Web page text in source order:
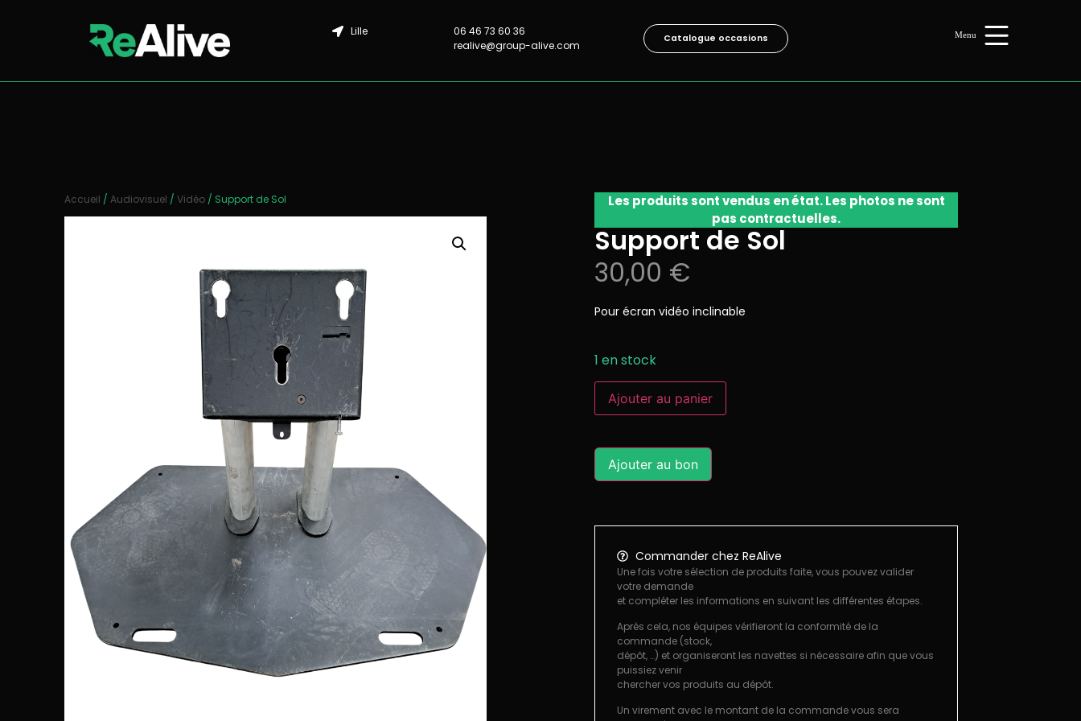
Lille
06 46 73 60 36
realive@group-alive.com
Catalogue occasions
Accueil / Audiovisuel / Vidéo / Support de Sol
Les produits sont vendus en état. Les photos ne sont
pas contractuelles.
Support de Sol
30,00 €
Pour écran vidéo inclinable
1 en stock
Ajouter au panier
Ajouter au bon
Commander chez ReAlive
Une fois votre sélection de produits faite, vous pouvez valider
votre demande
et compléter les informations en suivant les différentes étapes.
Après cela, nos équipes vérifieront la conformité de la
commande (stock,
dépôt, …) et organiseront les navettes si nécessaire afin que vous
puissiez venir
chercher vos produits au dépôt.
Un virement avec le montant de la commande vous sera